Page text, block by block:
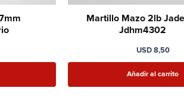
Martillo Mazo 2lb
Jdhm4302
USD8,50
Añadir al carrito